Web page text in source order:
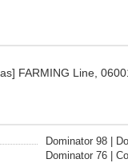
FARMING Line,
Dominator 98 |
Dominator 76 |